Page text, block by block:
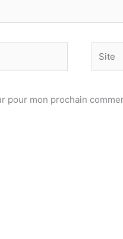
pour mon prochain